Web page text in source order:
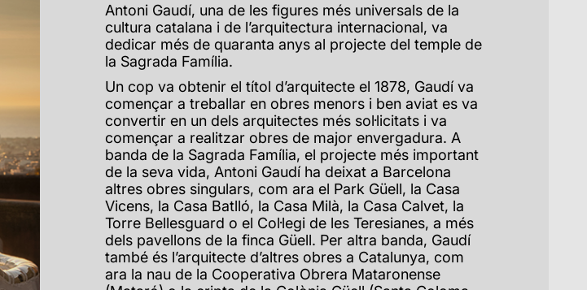
Antoni Gaudí, una de les figures més universals de la
cultura catalana i de l’arquitectura internacional, va
dedicar més de quaranta anys al projecte del temple de
la Sagrada Família.
Un cop va obtenir el títol d’arquitecte el 1878, Gaudí va
començar a treballar en obres menors i ben aviat es va
convertir en un dels arquitectes més sol·licitats i va
començar a realitzar obres de major envergadura. A
banda de la Sagrada Família, el projecte més important
de la seva vida, Antoni Gaudí ha deixat a Barcelona
altres obres singulars, com ara el Park Güell, la Casa
Vicens, la Casa Batlló, la Casa Milà, la Casa Calvet, la
Torre Bellesguard o el Col·legi de les Teresianes, a més
dels pavellons de la finca Güell. Per altra banda, Gaudí
també és l’arquitecte d’altres obres a Catalunya, com
ara la nau de la Cooperativa Obrera Mataronense